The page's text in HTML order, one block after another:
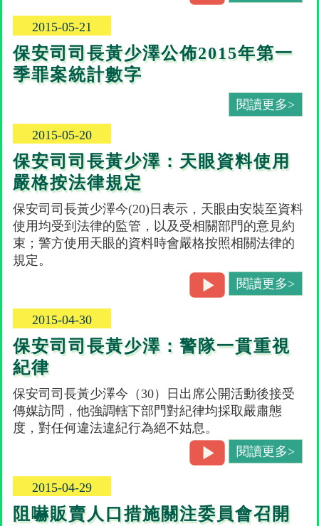
2015-05-21
保安司司長黃少澤公佈2015年第一
季罪案統計數字
閱讀更多>
2015-05-20
保安司司長黃少澤：天眼資料使用
嚴格按法律規定
保安司司長黃少澤今(20)日表示，天眼由安裝至資料
使用均受到法律的監管，以及受相關部門的意見約
束；警方使用天眼的資料時會嚴格按照相關法律的
規定。
閱讀更多>
2015-04-30
保安司司長黃少澤：警隊一貫重視
紀律
保安司司長黃少澤今（30）日出席公開活動後接受
傳媒訪問，他強調轄下部門對紀律均採取嚴肅態
度，對任何違法違紀行為絕不姑息。
閱讀更多>
2015-04-29
阻嚇販賣人口措施關注委員會召開